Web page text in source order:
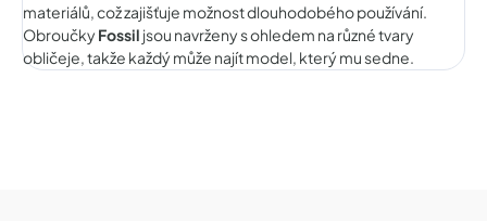
materiálů, což zajišťuje možnost dlouhodobého používání.
ObroučkyFossil jsou navrženy s ohledem na různé tvary
obličeje, takže každý může najít model, který mu sedne.